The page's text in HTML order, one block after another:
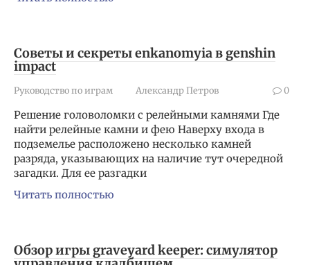
Советы и секреты enkanomyia в genshin
impact
Руководство по играм Александр Петров 0
Решение головоломки с релейными камнями Где
найти релейные камни и фею Наверху входа в
подземелье расположено несколько камней
разряда, указывающих на наличие тут очередной
загадки. Для ее разгадки
Читать полностью
Обзор игры graveyard keeper: симулятор